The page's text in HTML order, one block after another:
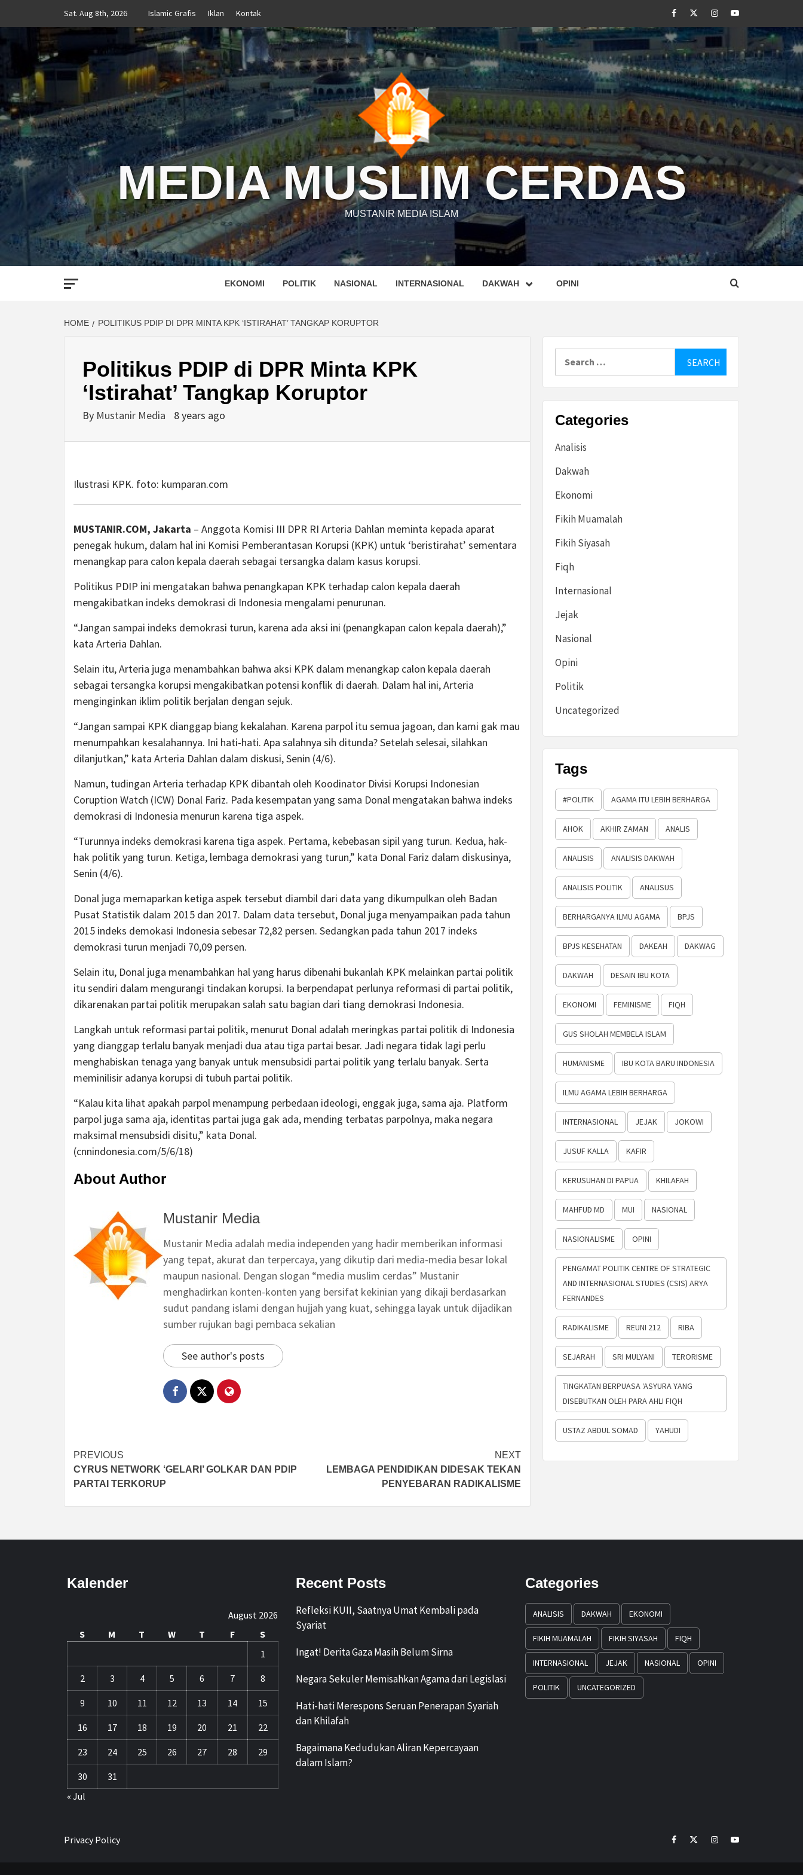
Sat. Aug 8th, 2026 Islamic Grafis Iklan Kontak FacebookTwitterInstagram
Youtube
MEDIA MUSLIM CERDAS
MUSTANIR MEDIA ISLAM
EKONOMI POLITIK NASIONAL INTERNASIONAL DAKWAH OPINI
HOME POLITIKUS PDIP DI DPR MINTA KPK ‘ISTIRAHAT’ TANGKAP KORUPTOR
Politikus PDIP di DPR Minta KPK
‘Istirahat’ Tangkap Koruptor
By Mustanir Media 8 years ago
Ilustrasi KPK. foto: kumparan.com
MUSTANIR.COM, Jakarta – Anggota Komisi III DPR RI Arteria Dahlan meminta kepada aparat
penegak hukum, dalam hal ini Komisi Pemberantasan Korupsi (KPK) untuk ‘beristirahat’ sementara
menangkap para calon kepala daerah sebagai tersangka dalam kasus korupsi.
Politikus PDIP ini mengatakan bahwa penangkapan KPK terhadap calon kepala daerah
mengakibatkan indeks demokrasi di Indonesia mengalami penurunan.
“Jangan sampai indeks demokrasi turun, karena ada aksi ini (penangkapan calon kepala daerah),”
kata Arteria Dahlan.
Selain itu, Arteria juga menambahkan bahwa aksi KPK dalam menangkap calon kepala daerah
sebagai tersangka korupsi mengakibatkan potensi konflik di daerah. Dalam hal ini, Arteria
menginginkan iklim politik berjalan dengan sejuk.
“Jangan sampai KPK dianggap biang kekalahan. Karena parpol itu semua jagoan, dan kami gak mau
menumpahkan kesalahannya. Ini hati-hati. Apa salahnya sih ditunda? Setelah selesai, silahkan
dilanjutkan,” kata Arteria Dahlan dalam diskusi, Senin (4/6).
Namun, tudingan Arteria terhadap KPK dibantah oleh Koodinator Divisi Korupsi Indonesian
Coruption Watch (ICW) Donal Fariz. Pada kesempatan yang sama Donal mengatakan bahwa indeks
demokrasi di Indonesia menurun karena tiga aspek.
“Turunnya indeks demokrasi karena tiga aspek. Pertama, kebebasan sipil yang turun. Kedua, hak-
hak politik yang turun. Ketiga, lembaga demokrasi yang turun,” kata Donal Fariz dalam diskusinya,
Senin (4/6).
Donal juga memaparkan ketiga aspek tersebut diambil dari data yang dikumpulkan oleh Badan
Pusat Statistik dalam 2015 dan 2017. Dalam data tersebut, Donal juga menyampaikan pada tahun
2015 indeks demokasi Indonesia sebesar 72,82 persen. Sedangkan pada tahun 2017 indeks
demokrasi turun menjadi 70,09 persen.
Selain itu, Donal juga menambahkan hal yang harus dibenahi bukanlah KPK melainkan partai politik
itu sendiri dalam mengurangi tindakan korupsi. Ia berpendapat perlunya reformasi di partai politik,
dikarenakan partai politik merupakan salah satu bagian dari tiang demokrasi Indonesia.
Langkah untuk reformasi partai politik, menurut Donal adalah meringkas partai politik di Indonesia
yang dianggap terlalu banyak menjadi dua atau tiga partai besar. Jadi negara tidak lagi perlu
menghabiskan tenaga yang banyak untuk mensubsidi partai politik yang terlalu banyak. Serta
meminilisir adanya korupsi di tubuh partai politik.
“Kalau kita lihat apakah parpol menampung perbedaan ideologi, enggak juga, sama aja. Platform
parpol juga sama aja, identitas partai juga gak ada, mending terbatas parpolnya, maka negara
maksimal mensubsidi disitu,” kata Donal.
(cnnindonesia.com/5/6/18)
About Author
Mustanir Media
Mustanir Media adalah media independen yang hadir memberikan informasi
yang tepat, akurat dan terpercaya, yang dikutip dari media-media besar lokal
maupun nasional. Dengan slogan “media muslim cerdas” Mustanir
menghadirkan konten-konten yang bersifat kekinian yang dikaji berdasarkan
sudut pandang islami dengan hujjah yang kuat, sehingga layak untuk dijadikan
sumber rujukan bagi pembaca sekalian
See author's posts
Post
navigation
PREVIOUS
CYRUS NETWORK ‘GELARI’ GOLKAR DAN PDIP
PARTAI TERKORUP
NEXT
LEMBAGA PENDIDIKAN DIDESAK TEKAN
PENYEBARAN RADIKALISME
Categories
Analisis
Dakwah
Ekonomi
Fikih Muamalah
Fikih Siyasah
Fiqh
Internasional
Jejak
Nasional
Opini
Politik
Uncategorized
Tags
#POLITIK AGAMA ITU LEBIH BERHARGA
AHOK AKHIR ZAMAN ANALIS
ANALISIS ANALISIS DAKWAH
ANALISIS POLITIK ANALISUS
BERHARGANYA ILMU AGAMA BPJS
BPJS KESEHATAN DAKEAH DAKWAG
DAKWAH DESAIN IBU KOTA
EKONOMI FEMINISME FIQH
GUS SHOLAH MEMBELA ISLAM
HUMANISME IBU KOTA BARU INDONESIA
ILMU AGAMA LEBIH BERHARGA
INTERNASIONAL JEJAK JOKOWI
JUSUF KALLA KAFIR
KERUSUHAN DI PAPUA KHILAFAH
MAHFUD MD MUI NASIONAL
NASIONALISME OPINI
PENGAMAT POLITIK CENTRE OF STRATEGIC
AND INTERNASIONAL STUDIES (CSIS) ARYA
FERNANDES
RADIKALISME REUNI 212 RIBA
SEJARAH SRI MULYANI TERORISME
TINGKATAN BERPUASA ‘ASYURA YANG
DISEBUTKAN OLEH PARA AHLI FIQH
USTAZ ABDUL SOMAD YAHUDI
Kalender
August 2026
S
M T W T F
S
1
2 3 4 5 6 7 8
9 10 11 12 13 14 15
16 17 18 19 20 21 22
23 24 25 26 27 28 29
30
31
« Jul
Recent Posts
Refleksi KUII, Saatnya Umat Kembali pada
Syariat
Ingat! Derita Gaza Masih Belum Sirna
Negara Sekuler Memisahkan Agama dari Legislasi
Hati-hati Merespons Seruan Penerapan Syariah
dan Khilafah
Bagaimana Kedudukan Aliran Kepercayaan
dalam Islam?
Categories
ANALISIS DAKWAH EKONOMI
FIKIH MUAMALAH FIKIH SIYASAH FIQH
INTERNASIONAL JEJAK NASIONAL OPINI
POLITIK UNCATEGORIZED
Privacy Policy FacebookTwitterInstagram
Youtube